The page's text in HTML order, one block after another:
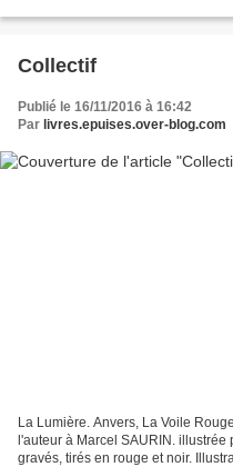
Collectif
Publié le 16/11/2016 à 16:42
Par livres.epuises.over-blog.com
La Lumière. Anvers, La Voile
l'auteur à Marcel SAURIN.
gravés, tirés en rouge et noir.